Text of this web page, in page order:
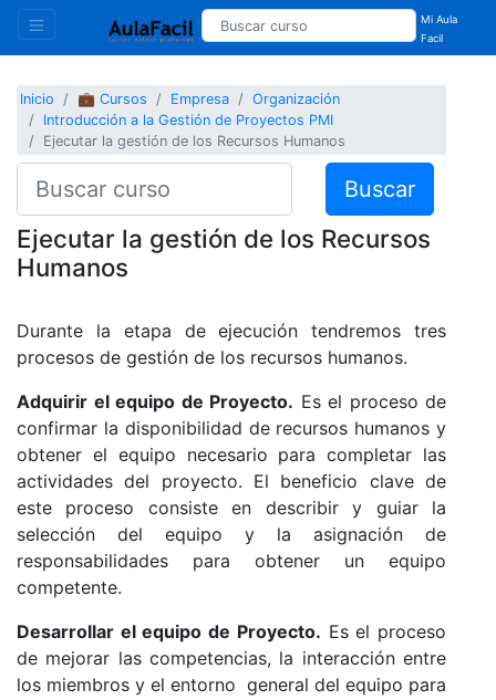
Mi Aula
Facil
Inicio 💼 Cursos Empresa
Organización
Introducción a la Gestión de Proyectos PMI
Ejecutar la gestión de los Recursos Humanos
Buscar
Ejecutar la gestión de los Recursos
Humanos
Durante la etapa de ejecución tendremos tres
procesos de gestión de los recursos humanos.
Adquirir el equipo de Proyecto. Es el proceso de
confirmar la disponibilidad de recursos humanos y
obtener el equipo necesario para completar las
actividades del proyecto. El beneficio clave de
este proceso consiste en describir y guiar la
selección del equipo y la asignación de
responsabilidades para obtener un equipo
competente.
Desarrollar el equipo de Proyecto. Es el proceso
de mejorar las competencias, la interacción entre
los miembros y el entorno general del equipo para